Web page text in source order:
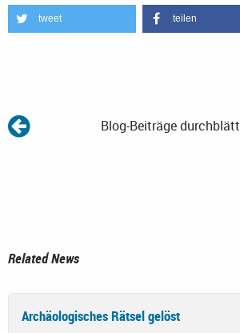
tweet teilen
Blog-Beiträge
Related News
Archäologisches Rätsel gelöst